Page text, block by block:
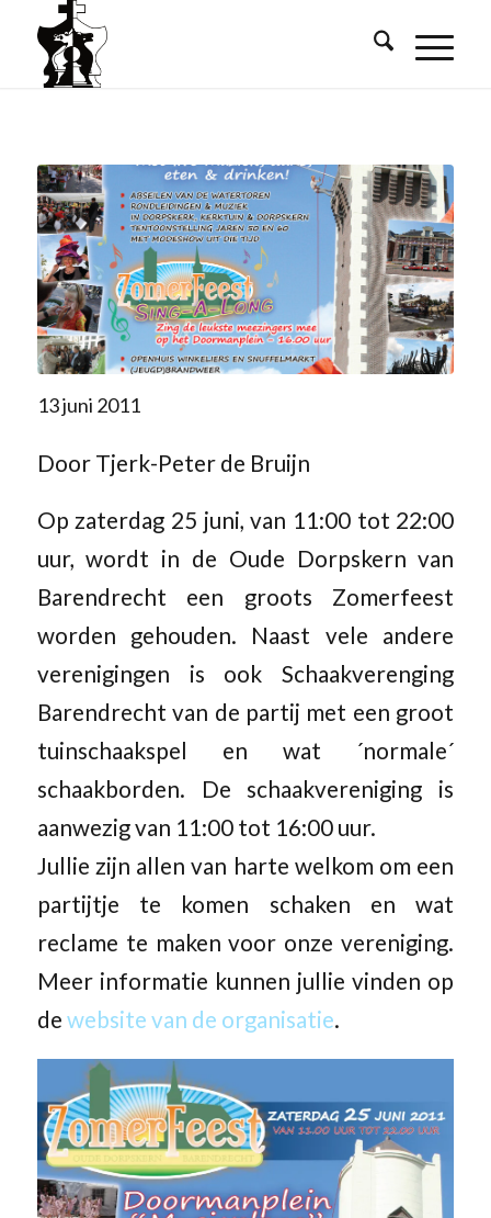
13 juni 2011
Door Tjerk-Peter de Bruijn
Op zaterdag 25 juni, van 11:00 tot 22:00
uur, wordt in de Oude Dorpskern van
Barendrecht een groots Zomerfeest
worden gehouden. Naast vele andere
verenigingen is ook Schaakverenging
Barendrecht van de partij met een groot
tuinschaakspel en wat ´normale´
schaakborden. De schaakvereniging is
aanwezig van 11:00 tot 16:00 uur.
Jullie zijn allen van harte welkom om een
partijtje te komen schaken en wat
reclame te maken voor onze vereniging.
Meer informatie kunnen jullie vinden op
de website van de organisatie.